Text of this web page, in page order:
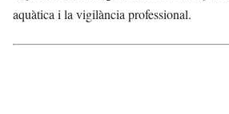
aquàtica i la vigilància professional.